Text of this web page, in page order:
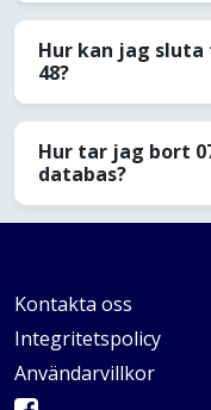
Hur kan jag sluta
48?
Hur tar jag bort
databas?
Kontakta oss
Integritetspolicy
Användarvillkor